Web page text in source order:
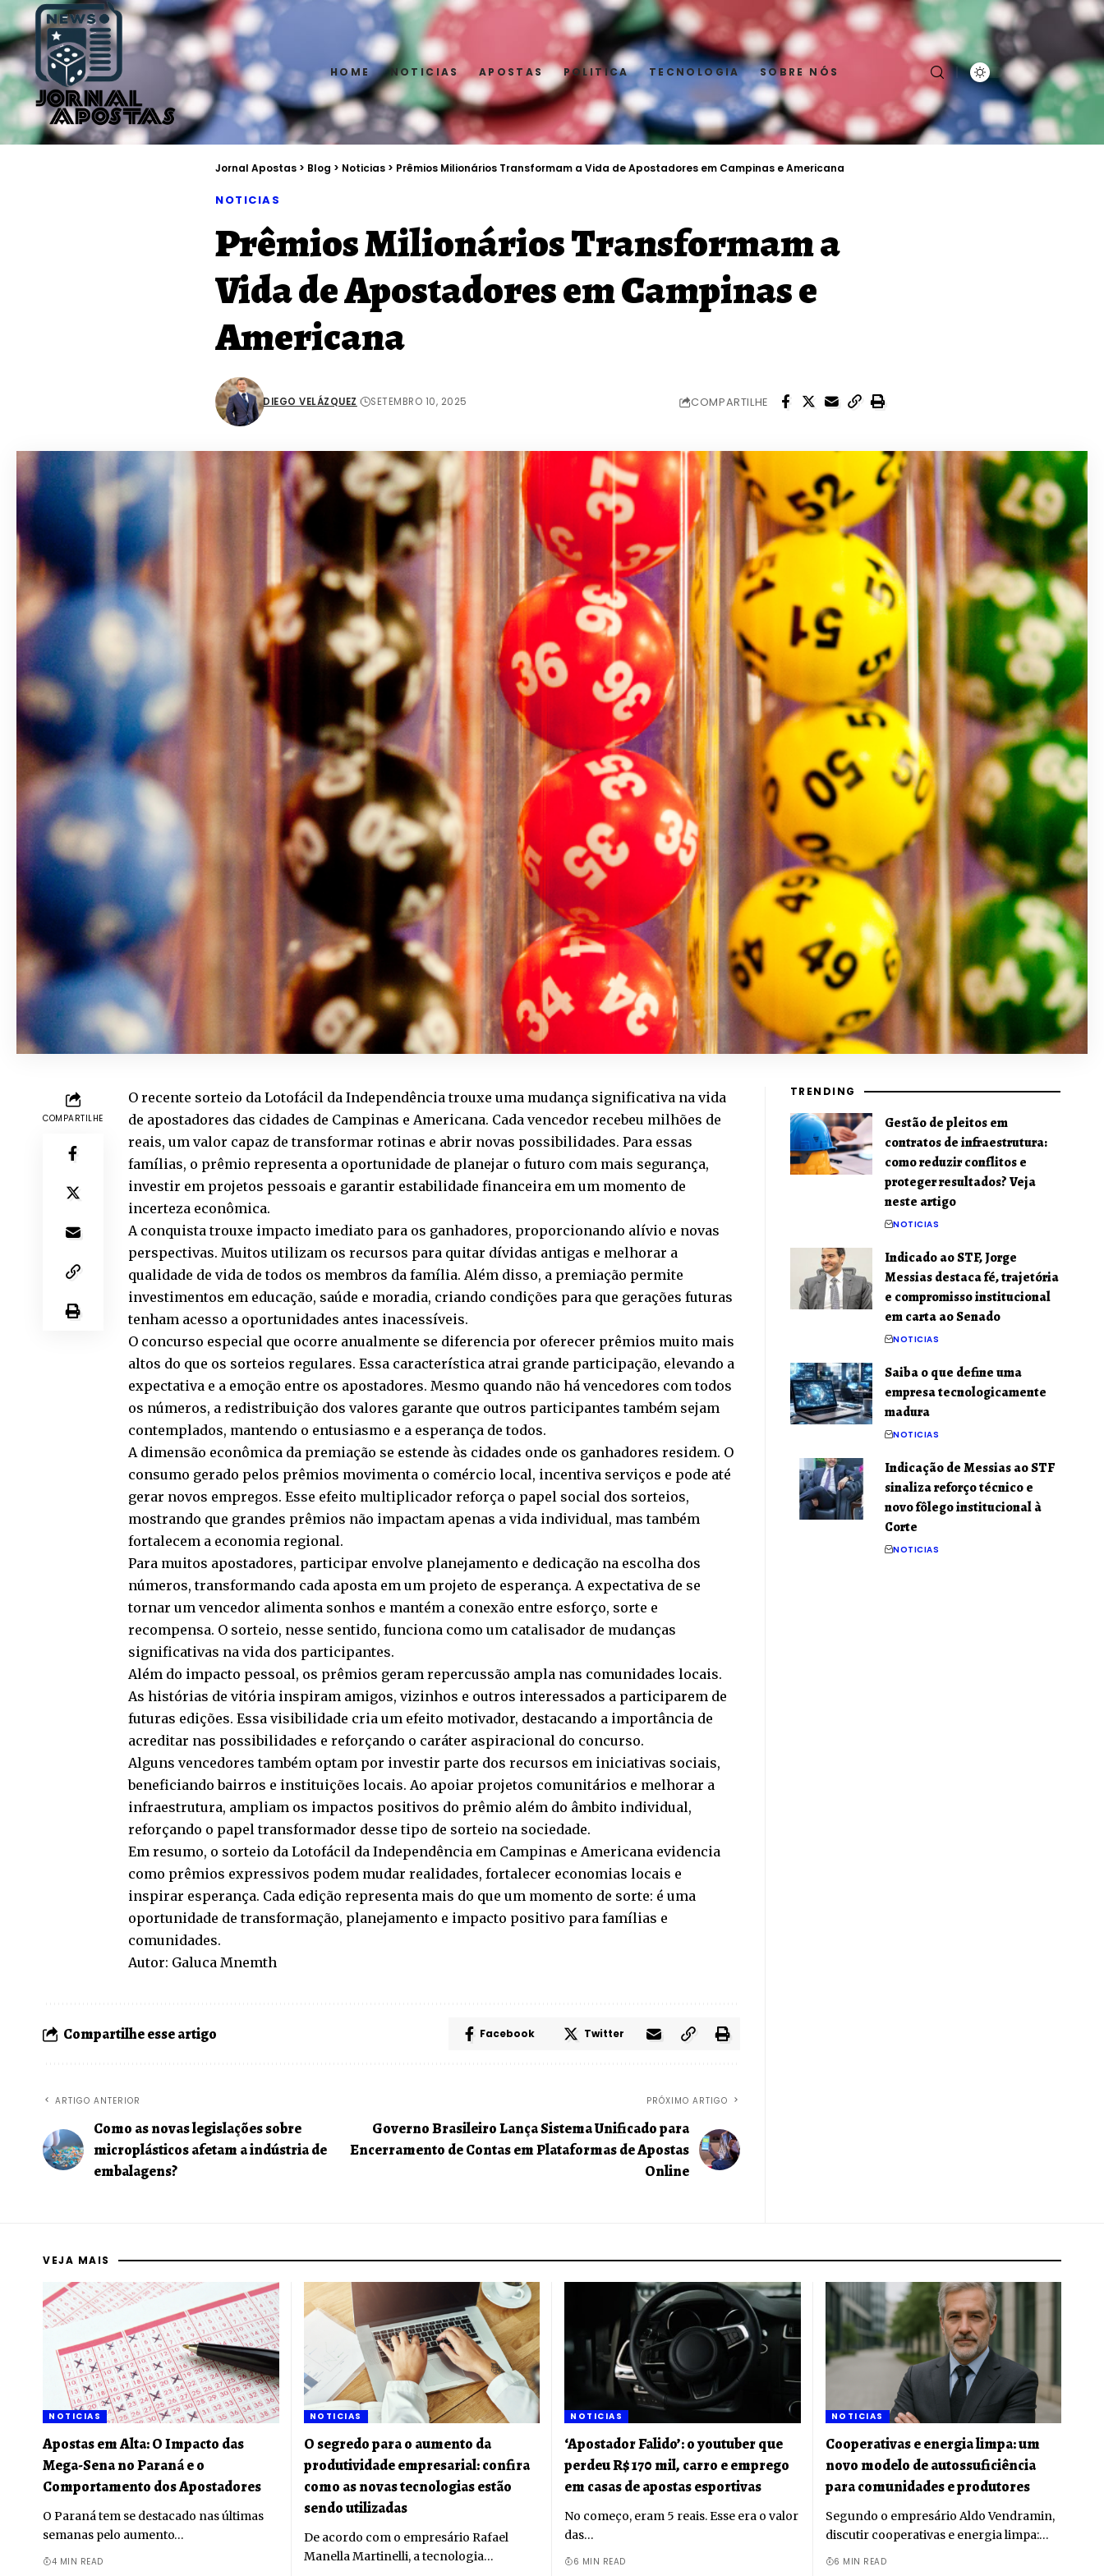
HOME NOTICIAS APOSTAS POLITICA TECNOLOGIA SOBRE NÓS
Jornal Apostas > Blog > Noticias > Prêmios Milionários Transformam a Vida de Apostadores em Campinas e Americana
NOTICIAS
Prêmios Milionários Transformam a
Vida de Apostadores em Campinas e
Americana
DIEGO VELÁZQUEZ SETEMBRO 10, 2025 COMPARTILHE
COMPARTILHE
O recente sorteio da Lotofácil da Independência trouxe uma mudança significativa na vida
de apostadores das cidades de Campinas e Americana. Cada vencedor recebeu milhões de
reais, um valor capaz de transformar rotinas e abrir novas possibilidades. Para essas
famílias, o prêmio representa a oportunidade de planejar o futuro com mais segurança,
investir em projetos pessoais e garantir estabilidade financeira em um momento de
incerteza econômica.
A conquista trouxe impacto imediato para os ganhadores, proporcionando alívio e novas
perspectivas. Muitos utilizam os recursos para quitar dívidas antigas e melhorar a
qualidade de vida de todos os membros da família. Além disso, a premiação permite
investimentos em educação, saúde e moradia, criando condições para que gerações futuras
tenham acesso a oportunidades antes inacessíveis.
O concurso especial que ocorre anualmente se diferencia por oferecer prêmios muito mais
altos do que os sorteios regulares. Essa característica atrai grande participação, elevando a
expectativa e a emoção entre os apostadores. Mesmo quando não há vencedores com todos
os números, a redistribuição dos valores garante que outros participantes também sejam
contemplados, mantendo o entusiasmo e a esperança de todos.
A dimensão econômica da premiação se estende às cidades onde os ganhadores residem. O
consumo gerado pelos prêmios movimenta o comércio local, incentiva serviços e pode até
gerar novos empregos. Esse efeito multiplicador reforça o papel social dos sorteios,
mostrando que grandes prêmios não impactam apenas a vida individual, mas também
fortalecem a economia regional.
Para muitos apostadores, participar envolve planejamento e dedicação na escolha dos
números, transformando cada aposta em um projeto de esperança. A expectativa de se
tornar um vencedor alimenta sonhos e mantém a conexão entre esforço, sorte e
recompensa. O sorteio, nesse sentido, funciona como um catalisador de mudanças
significativas na vida dos participantes.
Além do impacto pessoal, os prêmios geram repercussão ampla nas comunidades locais.
As histórias de vitória inspiram amigos, vizinhos e outros interessados a participarem de
futuras edições. Essa visibilidade cria um efeito motivador, destacando a importância de
acreditar nas possibilidades e reforçando o caráter aspiracional do concurso.
Alguns vencedores também optam por investir parte dos recursos em iniciativas sociais,
beneficiando bairros e instituições locais. Ao apoiar projetos comunitários e melhorar a
infraestrutura, ampliam os impactos positivos do prêmio além do âmbito individual,
reforçando o papel transformador desse tipo de sorteio na sociedade.
Em resumo, o sorteio da Lotofácil da Independência em Campinas e Americana evidencia
como prêmios expressivos podem mudar realidades, fortalecer economias locais e
inspirar esperança. Cada edição representa mais do que um momento de sorte: é uma
oportunidade de transformação, planejamento e impacto positivo para famílias e
comunidades.
Autor: Galuca Mnemth
Compartilhe esse artigo Facebook Twitter
ARTIGO ANTERIOR
Como as novas legislações sobre
microplásticos afetam a indústria de
embalagens?
PRÓXIMO ARTIGO
Governo Brasileiro Lança Sistema Unificado para
Encerramento de Contas em Plataformas de Apostas
Online
TRENDING
Gestão de pleitos em
contratos de infraestrutura:
como reduzir conflitos e
proteger resultados? Veja
neste artigo
NOTICIAS
Indicado ao STF, Jorge
Messias destaca fé, trajetória
e compromisso institucional
em carta ao Senado
NOTICIAS
Saiba o que define uma
empresa tecnologicamente
madura
NOTICIAS
Indicação de Messias ao STF
sinaliza reforço técnico e
novo fôlego institucional à
Corte
NOTICIAS
VEJA MAIS
NOTICIAS
Apostas em Alta: O Impacto das
Mega-Sena no Paraná e o
Comportamento dos Apostadores
O Paraná tem se destacado nas últimas
semanas pelo aumento…
4 MIN READ
NOTICIAS
O segredo para o aumento da
produtividade empresarial: confira
como as novas tecnologias estão
sendo utilizadas
De acordo com o empresário Rafael
Manella Martinelli, a tecnologia…
NOTICIAS
‘Apostador Falido’: o youtuber que
perdeu R$ 170 mil, carro e emprego
em casas de apostas esportivas
No começo, eram 5 reais. Esse era o valor
das…
6 MIN READ
NOTICIAS
Cooperativas e energia limpa: um
novo modelo de autossuficiência
para comunidades e produtores
Segundo o empresário Aldo Vendramin,
discutir cooperativas e energia limpa:…
6 MIN READ